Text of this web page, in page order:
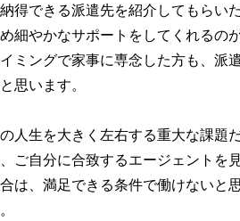
得できる派遣先を紹介してもらい
細やかなサポートをしてくれるの
ミングで家事に専念した方も、派
思います。
人生を大きく左右する重大な課題
ご自分に合致するエージェントを
は、満足できる条件で働けないと